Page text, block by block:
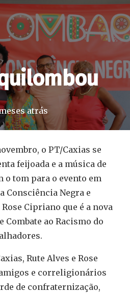
atrás
o PT/Caxias se
feijoada e a música de
o tom para o evento em
Consciência Negra e
Cipriano que é a nova
Combate ao Racismo do
Rute Alves e Rose
e correligionários
de confraternização,